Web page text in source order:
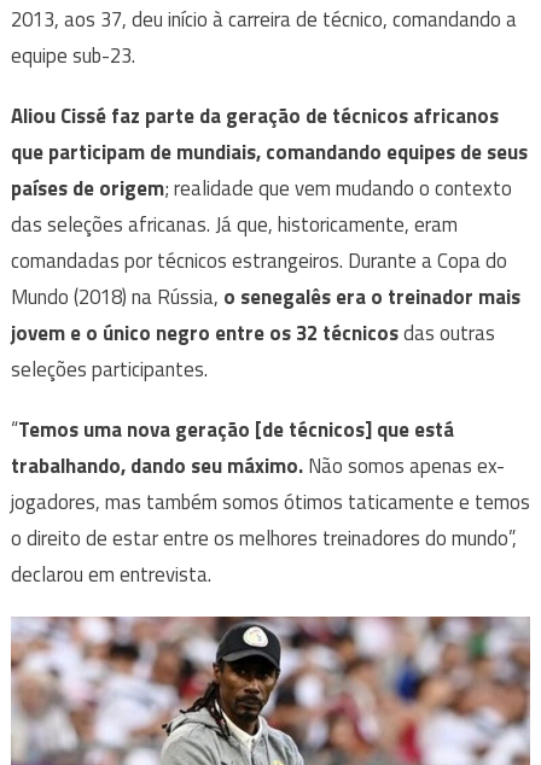
2013, aos 37, deu início à carreira de técnico, comandando a
equipe sub-23.
Aliou Cissé faz parte da geração de técnicos africanos
que participam de mundiais, comandando equipes de seus
países de origem; realidade que vem mudando o contexto
das seleções africanas. Já que, historicamente, eram
comandadas por técnicos estrangeiros. Durante a Copa do
Mundo (2018) na Rússia, o senegalês era o treinador mais
jovem e o único negro entre os 32 técnicosdas outras
seleções participantes.
“Temos uma nova geração [de técnicos] que está
trabalhando, dando seu máximo.Não somos apenas ex-
jogadores, mas também somos ótimos taticamente e temos
o direito de estar entre os melhores treinadores do mundo”,
declarou em entrevista.